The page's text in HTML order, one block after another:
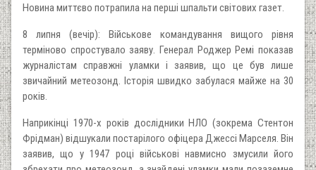
Новина миттєво потрапила на перші шпальти світових газет.
8 липня (вечір): Військове командування вищого рівня
терміново спростувало заяву. Генерал Роджер Ремі показав
журналістам справжні уламки і заявив, що це був лише
звичайний метеозонд. Історія швидко забулася майже на 30
років.
Наприкінці 1970-х років дослідники НЛО (зокрема Стентон
Фрідман) відшукали постарілого офіцера Джессі Марселя. Він
заявив, що у 1947 році військові навмисно змусили його